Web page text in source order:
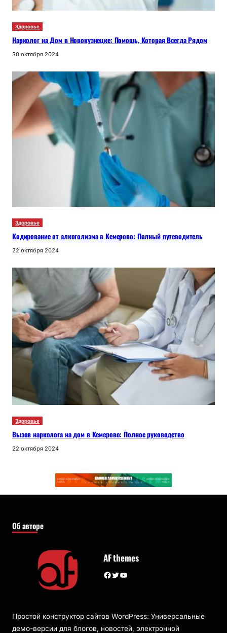
Здоровье
Нарколог на Дом в Новокузнецке: Помощь, Которая Всегда Рядом
30 октября 2024
Здоровье
Кодирование от алкоголизма в Кемерово: Полный путеводитель
22 октября 2024
Здоровье
Вызов нарколога на дом в Кемерово: Полное руководство
22 октября 2024
Об авторе
AF themes
Facebook Twitter YouTube
Простой конструктор сайтов WordPress: Универсальные
демо-версии для блогов, новостей, электронной